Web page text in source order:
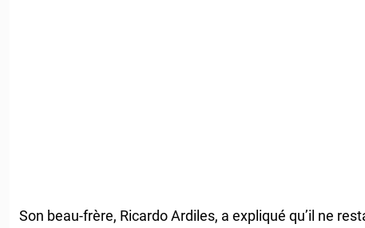
Son beau-frère, Ricardo Ardiles, a expliqué qu’il ne